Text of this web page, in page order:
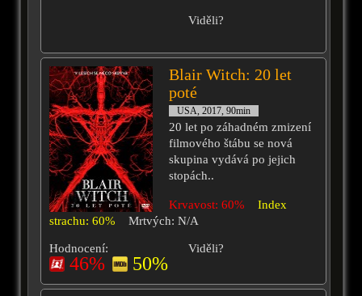
Viděli?
Blair Witch: 20 let
poté
USA, 2017, 90min
20 let po záhadném zmizení
filmového štábu se nová
skupina vydává po jejich
stopách..
Krvavost: 60%
Index
strachu: 60%
Mrtvých: N/A
Hodnocení:
46% 50%
Viděli?